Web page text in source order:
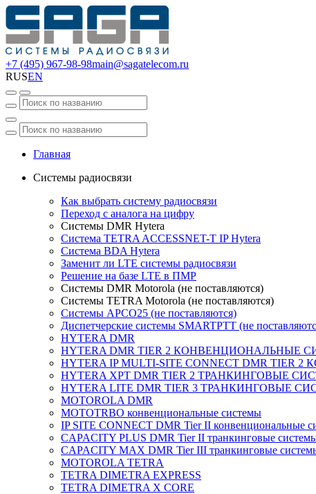
+7 (495) 967-98-98main@sagatelecom.ru
RUSEN
Главная
Системы радиосвязи
Как выбрать систему радиосвязи
Переход с аналога на цифру
Системы DMR Hytera
Система TETRA ACCESSNET-T IP Hytera
Система BDA Hytera
Заменит ли LTE системы радиосвязи
Решение на базе LTE в ПМР
Системы DMR Motorola (не поставляются)
Системы TETRA Motorola (не поставляются)
Системы APCO25 (не поставляются)
Диспетчерские системы SMARTPTT (не
HYTERA DMR
HYTERA DMR TIER 2 КОНВЕНЦИОНАЛЬНЫЕ
HYTERA IP MULTI-SITE CONNECT DMR
HYTERA XPT DMR TIER 2 ТРАНКИНГОВЫЕ
HYTERA LITE DMR TIER 3 ТРАНКИНГОВЫЕ
MOTOROLA DMR
MOTOTRBO конвенциональные системы
IP SITE CONNECT DMR Tier II конвенциональные
CAPACITY PLUS DMR Tier II транкинговые
CAPACITY MAX DMR Tier III транкинговые
MOTOROLA TETRA
TETRA DIMETRA EXPRESS
TETRA DIMETRA X CORE